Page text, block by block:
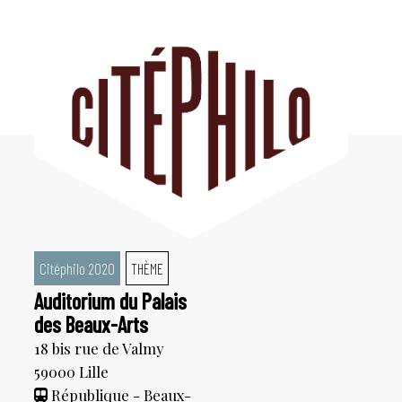
Citéphilo 2020 THÈME
Auditorium du Palais
des Beaux-Arts
18 bis rue de Valmy
59000 Lille
République - Beaux-